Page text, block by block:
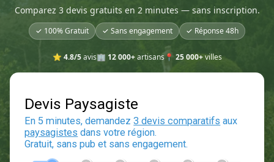
Comparez 3 devis gratuits en 2 minutes — sans inscription.
✓ 100% Gratuit ✓ Sans engagement ✓ Réponse 48h
⭐ 4.8/5avis🏢 12 000+artisans📍 25 000+villes
Devis Paysagiste